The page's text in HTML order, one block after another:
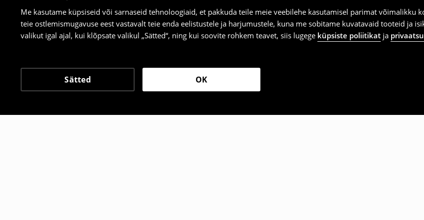
Me kasutame küpsiseid või sarnaseid tehnoloogiaid, et pakkuda teile meie veebilehe kasutamisel parimat võimalikku
teie ostlemismugavuse eest vastavalt teie enda eelistustele ja harjumustele, kuna me sobitame kuvatavaid tooteid ja
valikut igal ajal, kui klõpsate valikul „Sätted“, ning kui soovite rohkem teavet, siis lugege küpsiste poliitikat ja
Sätted OK